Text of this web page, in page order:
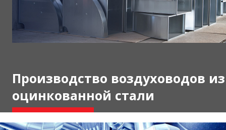
Производство воздуховодов из
оцинкованной стали